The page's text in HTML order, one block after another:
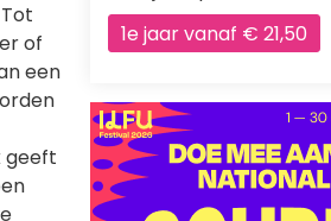
of
een
geeft
1e jaar vanaf € 21,50